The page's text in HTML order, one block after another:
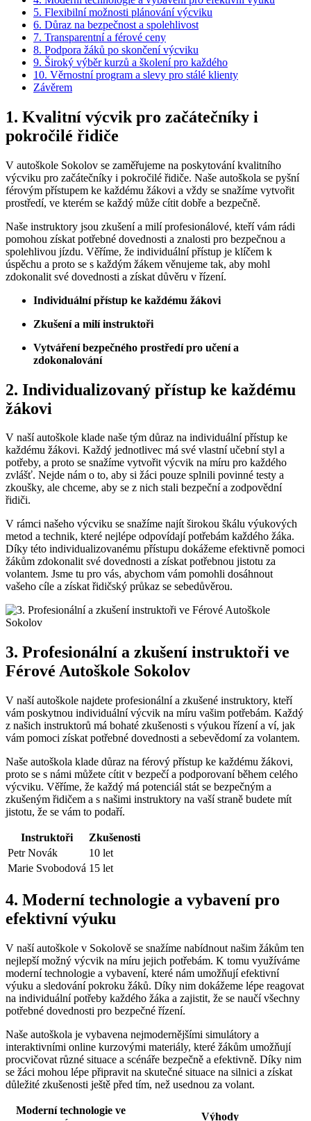
5. Flexibilní možnosti plánování výcviku
6. Důraz na bezpečnost a spolehlivost
7. Transparentní a férové ceny
8. Podpora žáků po skončení výcviku
9. Široký výběr kurzů a školení pro každého
10. Věrnostní program a slevy pro stálé klienty
Závěrem
1. Kvalitní výcvik pro začátečníky i
pokročilé řidiče
V autoškole Sokolov se zaměřujeme na poskytování kvalitního
výcviku pro začátečníky i pokročilé řidiče. Naše autoškola se pyšní
férovým přístupem ke každému žákovi a vždy se snažíme vytvořit
prostředí, ve kterém se každý může cítit dobře a bezpečně.
Naše instruktory jsou zkušení a milí profesionálové, kteří vám rádi
pomohou získat potřebné dovednosti a znalosti pro bezpečnou a
spolehlivou jízdu. Věříme, že individuální přístup je klíčem k
úspěchu a proto se s každým žákem věnujeme tak, aby mohl
zdokonalit své dovednosti a získat důvěru v řízení.
Individuální přístup ke každému žákovi
Zkušení a milí instruktoři
Vytváření bezpečného prostředí pro učení a
zdokonalování
2. Individualizovaný přístup ke každému
žákovi
V naší autoškole klade naše tým důraz na individuální přístup ke
každému žákovi. Každý jednotlivec má své vlastní učební styl a
potřeby, a proto se snažíme vytvořit výcvik na míru pro každého
zvlášť. Nejde nám o to, aby si žáci pouze splnili povinné testy a
zkoušky, ale chceme, aby se z nich stali bezpeční a zodpovědní
řidiči.
V rámci našeho výcviku se snažíme najít širokou škálu výukových
metod a technik, které nejlépe odpovídají potřebám každého žáka.
Díky této individualizovanému přístupu dokážeme efektivně pomoci
žákům zdokonalit své dovednosti a získat potřebnou jistotu za
volantem. Jsme tu pro vás, abychom vám pomohli dosáhnout
vašeho cíle a získat řidičský průkaz se sebedůvěrou.
3. Profesionální a zkušení instruktoři ve
Férové Autoškole Sokolov
V naší autoškole najdete profesionální a zkušené instruktory, kteří
vám poskytnou individuální výcvik na míru vašim potřebám. Každý
z našich instruktorů má bohaté zkušenosti s výukou řízení a ví, jak
vám pomoci získat potřebné dovednosti a sebevědomí za volantem.
Naše autoškola klade důraz na férový přístup ke každému žákovi,
proto se s námi můžete cítit v bezpečí a podporovaní během celého
výcviku. Věříme, že každý má potenciál stát se bezpečným a
zkušeným řidičem a s našimi instruktory na vaší straně budete mít
jistotu, že se vám to podaří.
Instruktoři
Zkušenosti
Petr Novák
10 let
Marie Svobodová 15 let
4. Moderní technologie a vybavení pro
efektivní výuku
V naší autoškole v Sokolově se snažíme nabídnout našim žákům ten
nejlepší možný výcvik na míru jejich potřebám. K tomu využíváme
moderní technologie a vybavení, které nám umožňují efektivní
výuku a sledování pokroku žáků. Díky nim dokážeme lépe reagovat
na individuální potřeby každého žáka a zajistit, že se naučí všechny
potřebné dovednosti pro bezpečné řízení.
Naše autoškola je vybavena nejmodernějšími simulátory a
interaktivními online kurzovými materiály, které žákům umožňují
procvičovat různé situace a scénáře bezpečně a efektivně. Díky nim
se žáci mohou lépe připravit na skutečné situace na silnici a získat
důležité zkušenosti ještě před tím, než usednou za volant.
Moderní technologie ve
Výhody